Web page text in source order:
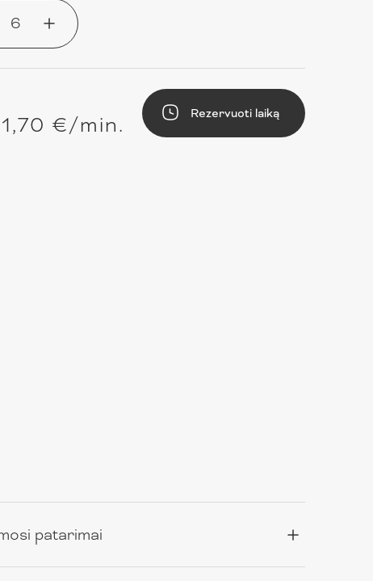
6
1,70 €/min. Rezervuoti laiką
patarimai